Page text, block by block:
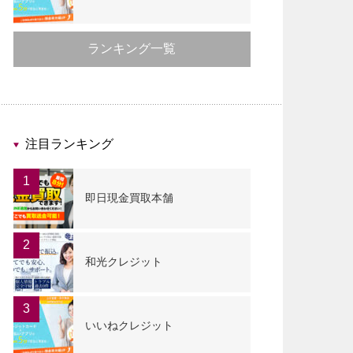
ランキング一覧
注目ランキング
1
即日現金買取本舗
2
和光クレジット
3
いいねクレジット